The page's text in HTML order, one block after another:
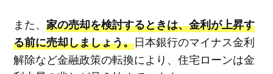
また、 家の売却を検討するときは、金利が上昇す
る前に売却しましょう。日本銀行のマイナス金利
解除など金融政策の転換により、住宅ローンは金